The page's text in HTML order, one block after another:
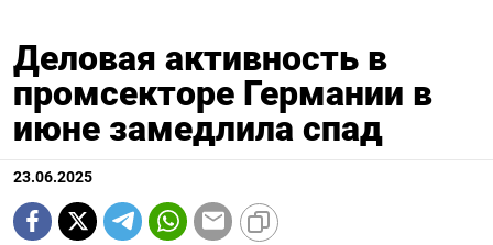
Деловая активность в
промсекторе Германии в
июне замедлила спад
23.06.2025